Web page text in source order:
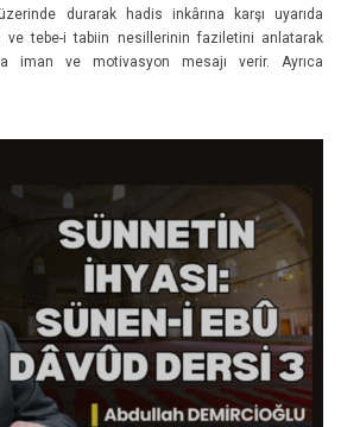
durarak hadis inkârına karşı uyarıda
ve tebe-i tabiin nesillerinin faziletini anlatarak
iman ve motivasyon mesajı verir. Ayrıca